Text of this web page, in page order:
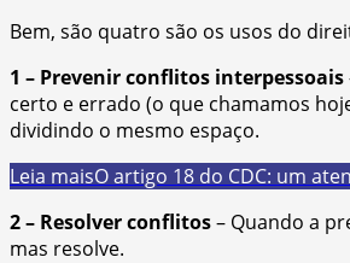
Bem, são quatro são os usos do
1 – Prevenir conflitos interpessoais
certo e errado (o que chamamos
dividindo o mesmo espaço.
Leia maisO artigo 18 do CDC: um
2 – Resolver conflitos– Quando a
mas resolve.